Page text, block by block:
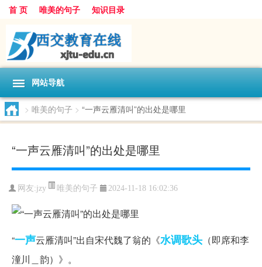
首 页 唯美的句子 知识目录
网站导航
> 唯美的句子 > “一声云雁清叫”的出处是哪里
“一声云雁清叫”的出处是哪里
网友:jzy 唯美的句子 2024-11-18 16:02:36
“一声云雁清叫”出自宋代魏了翁的《水调歌头 （即席和李
潼川＿韵）》。